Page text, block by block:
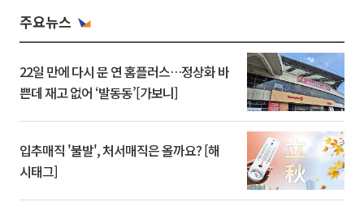
주요뉴스
22일 만에 다시 문 연 홈플러스…정상화 바
쁜데 재고 없어 ‘발동동’[가보니]
입추매직 '불발', 처서매직은 올까요? [해
시태그]